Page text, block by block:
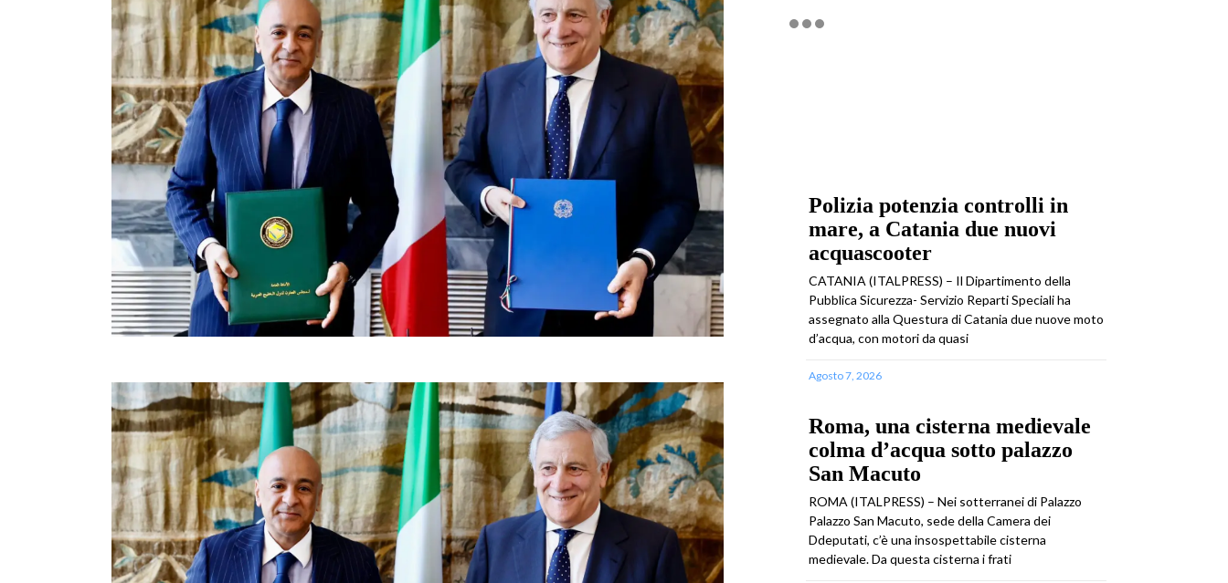
Polizia potenzia controlli in
mare, a Catania due nuovi
acquascooter
CATANIA (ITALPRESS) – Il Dipartimento della
Pubblica Sicurezza- Servizio Reparti Speciali ha
assegnato alla Questura di Catania due nuove moto
d’acqua, con motori da quasi
Agosto 7, 2026
Roma, una cisterna medievale
colma d’acqua sotto palazzo
San Macuto
ROMA (ITALPRESS) – Nei sotterranei di Palazzo
Palazzo San Macuto, sede della Camera dei
Ddeputati, c’è una insospettabile cisterna
medievale. Da questa cisterna i frati